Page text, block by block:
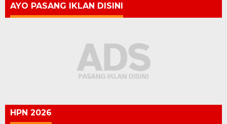
AYO PASANG IKLAN DISINI
HPN 2026